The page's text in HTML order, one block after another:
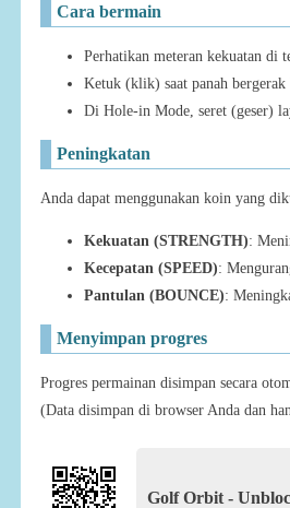
Cara bermain
Perhatikan meteran kekuatan di
Ketuk (klik) saat panah bergerak
Di Hole-in Mode, seret (geser)
Peningkatan
Anda dapat menggunakan koin yang
Kekuatan (STRENGTH):
Kecepatan (SPEED):
Pantulan (BOUNCE):
Menyimpan progres
Progres permainan disimpan secara
(Data disimpan di browser Anda dan
Golf Orbit -